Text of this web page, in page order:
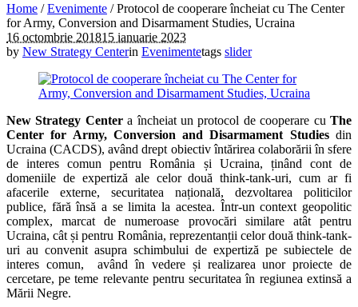
Home /Evenimente /Protocol de cooperare încheiat cu The Center
for Army, Conversion and Disarmament Studies, Ucraina
16 octombrie 201815 ianuarie 2023
by New Strategy Centerin Evenimentetags slider
New Strategy Centera încheiat un protocol de cooperare cuThe
Center for Army, Conversion and Disarmament Studiesdin
Ucraina (CACDS), având drept obiectiv întărirea colaborării în sfere
de interes comun pentru România și Ucraina, ținând cont de
domeniile de expertiză ale celor două think-tank-uri, cum ar fi
afacerile externe, securitatea națională, dezvoltarea politicilor
publice, fără însă a se limita la acestea. Într-un context geopolitic
complex, marcat de numeroase provocări similare atât pentru
Ucraina, cât și pentru România, reprezentanții celor două think-tank-
uri au convenit asupra schimbului de expertiză pe subiectele de
interes comun, având în vedere și realizarea unor proiecte de
cercetare, pe teme relevante pentru securitatea în regiunea extinsă a
Mării Negre.